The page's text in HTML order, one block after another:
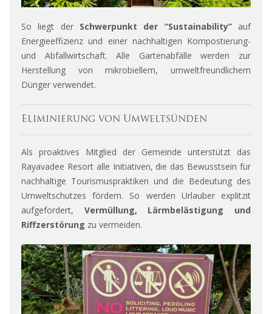
So liegt der Schwerpunkt der “Sustainability” auf
Energieeffizienz und einer nachhaltigen Kompostierung-
und Abfallwirtschaft. Alle Gartenabfälle werden zur
Herstellung von mikrobiellem, umweltfreundlichem
Dünger verwendet.
Eliminierung von Umweltsünden
Als proaktives Mitglied der Gemeinde unterstützt das
Rayavadee Resort alle Initiativen, die das Bewusstsein für
nachhaltige Tourismuspraktiken und die Bedeutung des
Umweltschutzes fördern. So werden Urlauber explitzit
aufgefordert, Vermüllung, Lärmbelästigung und
Riffzerstörung zu vermeiden.